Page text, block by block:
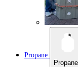
Propane
Propane